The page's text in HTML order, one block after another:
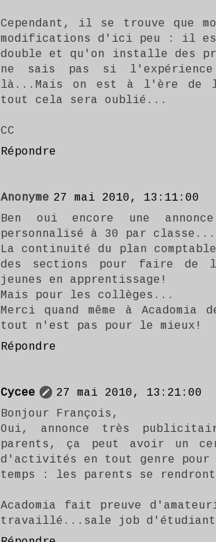
Cependant, il se trouve que
modifications d'ici peu : il est
double et qu'on installe des
ne sais pas si l'expérience
là...Mais on est à l'ère de
tout cela sera oublié...
CC
Répondre
Anonyme 27 mai 2010, 13:11:00
Ben oui encore une
personnalisé à 30 par
La continuité du plan
des sections pour faire de
jeunes en apprentissage!
Mais pour les collèges...
Merci quand même à
tout n'est pas pour le mieux!
Répondre
Cycee
27 mai 2010, 13:21:00
Bonjour François,
Oui, annonce très
parents, ça peut avoir un
d'activités en tout genre pour
temps : les parents se
Acadomia fait preuve
travaillé...sale job d'étudiant